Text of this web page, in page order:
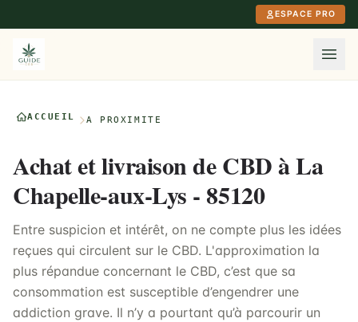
ESPACE PRO
ACCUEIL À PROXIMITÉ
Achat et livraison de CBD à La
Chapelle-aux-Lys - 85120
Entre suspicion et intérêt, on ne compte plus les idées
reçues qui circulent sur le CBD. L'approximation la
plus répandue concernant le CBD, c’est que sa
consommation est susceptible d’engendrer une
addiction grave. Il n’y a pourtant qu’à parcourir un